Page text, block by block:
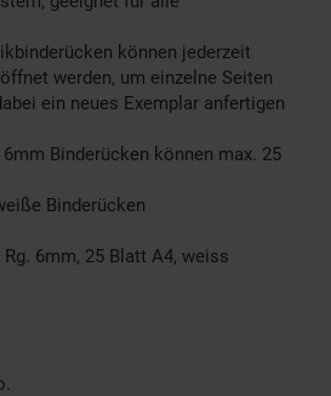
können jederzeit
werden, um einzelne Seiten
ein neues Exemplar anfertigen
6mm Binderücken können max. 25
Binderücken
6mm, 25 Blatt A4, weiss